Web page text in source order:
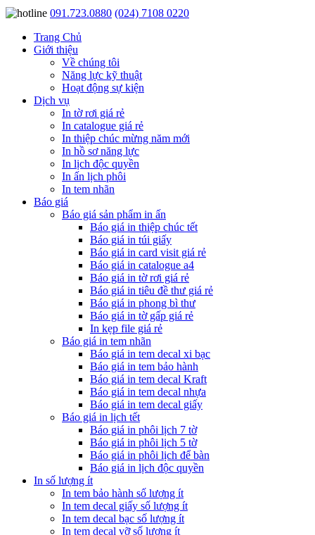
091.723.0880 (024) 7108 0220
Trang Chủ
Giới thiệu
Về chúng tôi
Năng lực kỹ thuật
Hoạt động sự kiện
Dịch vụ
In tờ rơi giá rẻ
In catalogue giá rẻ
In thiệp chúc mừng năm mới
In hồ sơ năng lực
In lịch độc quyền
In ấn lịch phôi
In tem nhãn
Báo giá
Báo giá sản phẩm in ấn
Báo giá in thiệp chúc tết
Báo giá in túi giấy
Báo giá in card visit giá rẻ
Báo giá in catalogue a4
Báo giá in tờ rơi giá rẻ
Báo giá in tiêu đề thư giá rẻ
Báo giá in phong bì thư
Báo giá in tờ gấp giá rẻ
In kẹp file giá rẻ
Báo giá in tem nhãn
Báo giá in tem decal xi bạc
Báo giá in tem bảo hành
Báo giá in tem decal Kraft
Báo giá in tem decal nhựa
Báo giá in tem decal giấy
Báo giá in lịch tết
Báo giá in phôi lịch 7 tờ
Báo giá in phôi lịch 5 tờ
Báo giá in phôi lịch để bàn
Báo giá in lịch độc quyền
In số lượng ít
In tem bảo hành số lượng ít
In tem decal giấy số lượng ít
In tem decal bạc số lượng ít
In tem decal vỡ số lượng ít